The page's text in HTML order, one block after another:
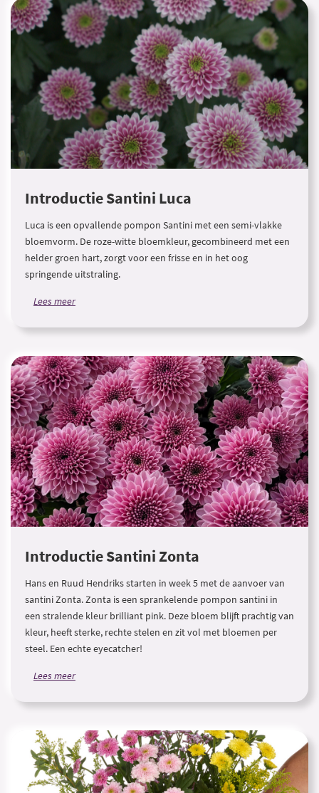
Introductie Santini Luca
Luca is een opvallende pompon Santini met een semi-vlakke
bloemvorm. De roze-witte bloemkleur, gecombineerd met een
helder groen hart, zorgt voor een frisse en in het oog
springende uitstraling.
Lees meer
Introductie Santini Zonta
Hans en Ruud Hendriks starten in week 5 met de aanvoer van
santini Zonta. Zonta is een sprankelende pompon santini in
een stralende kleur brilliant pink. Deze bloem blijft prachtig van
kleur, heeft sterke, rechte stelen en zit vol met bloemen per
steel. Een echte eyecatcher!
Lees meer